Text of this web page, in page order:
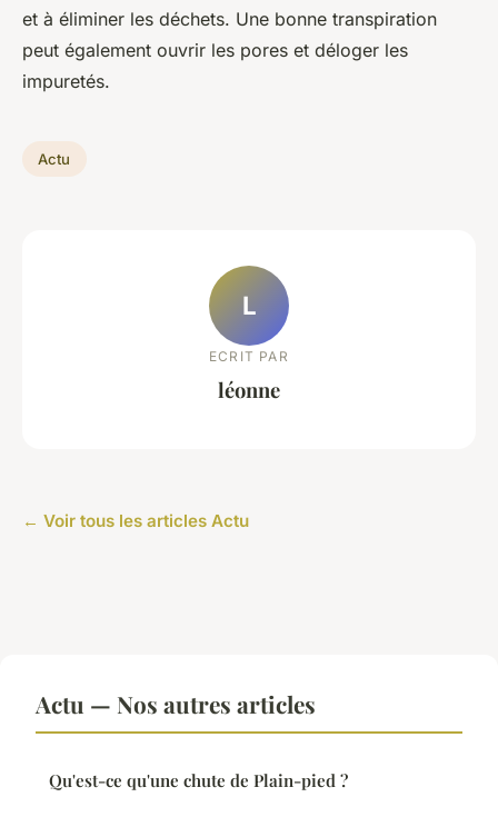
et à éliminer les déchets. Une bonne transpiration
peut également ouvrir les pores et déloger les
impuretés.
Actu
L
ECRIT PAR
léonne
← Voir tous les articles Actu
Actu — Nos autres articles
Qu'est-ce qu'une chute de Plain-pied ?